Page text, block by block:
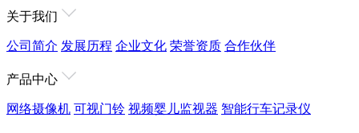
关于我们
公司简介 发展历程 企业文化 荣誉资质 合作伙伴
产品中心
网络摄像机 可视门铃 视频婴儿监视器 智能行车记录仪